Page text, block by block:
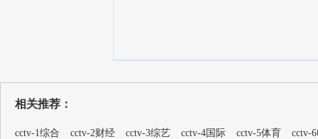
相关推荐：
cctv-1综合 cctv-2财经 cctv-3综艺 cctv-4国际 cctv-5体育
cctv-